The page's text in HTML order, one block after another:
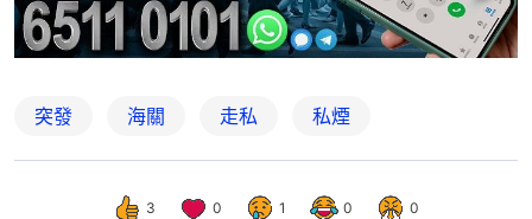
突發 海關 走私 私煙
3 0 1 0 0